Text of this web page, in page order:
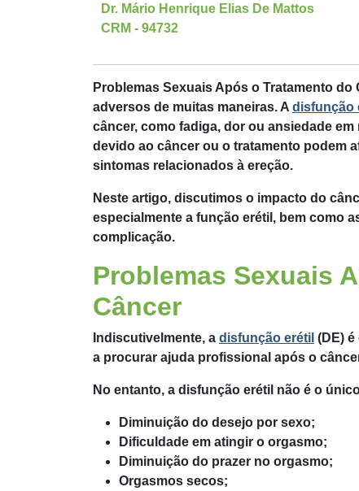
Dr. Mário Henrique Elias De Mattos
CRM - 94732
Problemas Sexuais Após o Tratamento do
adversos de muitas maneiras. A disfunção
câncer, como fadiga, dor ou ansiedade
devido ao câncer ou o tratamento podem
sintomas relacionados à ereção.
Neste artigo, discutimos o impacto do
especialmente a função erétil, bem como
complicação.
Problemas Sexuais
Câncer
Indiscutivelmente, a disfunção erétil (DE)
a procurar ajuda profissional após o
No entanto, a disfunção erétil não é o
Diminuição do desejo por sexo;
Dificuldade em atingir o orgasmo;
Diminuição do prazer no orgasmo;
Orgasmos secos;